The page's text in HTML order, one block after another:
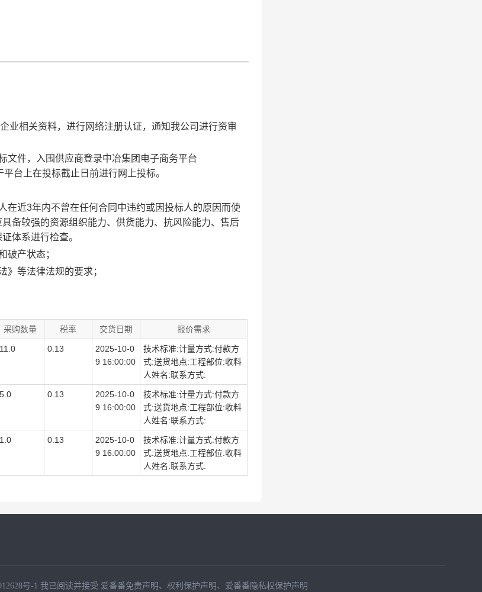
业相关资料，进行网络注册认证，通知我公司进行资审
文件，入围供应商登录中冶集团电子商务平台
台上在投标截止日前进行网上投标。
在近3年内不曾在任何合同中违约或因投标人的原因而使
备较强的资源组织能力、供货能力、抗风险能力、售后
体系进行检查。
破产状态；
》等法律法规的要求；
采购数量 税率 交货日期 报价需求
11.0 0.13
2025-10-0
9 16:00:00
技术标准:计量方式:付款方
式:送货地点:工程部位:收料
人姓名:联系方式:
5.0 0.13
2025-10-0
9 16:00:00
技术标准:计量方式:付款方
式:送货地点:工程部位:收料
人姓名:联系方式:
1.0 0.13
2025-10-0
9 16:00:00
技术标准:计量方式:付款方
式:送货地点:工程部位:收料
人姓名:联系方式:
号-1 我已阅读并接受 爱番番免责声明 、 权利保护声明 、 爱番番隐私权保护声明